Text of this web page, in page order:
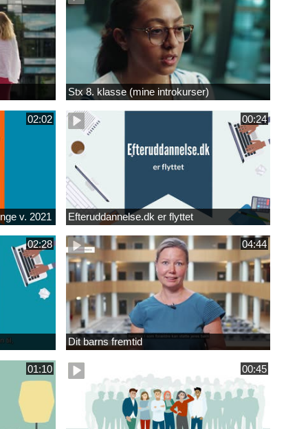
Stx 8. klasse (mine introkurser)
02:02
v. 2021
00:24
Efteruddannelse.dk er flyttet
02:28 04:44
Dit barns fremtid
01:10 00:45